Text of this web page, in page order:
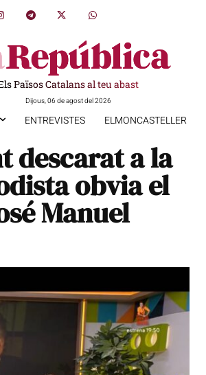
Països Catalans al teu abast
Dijous, 06 de agost del 2026
ENTREVISTES ELMONCASTELLER
descarat a la
obvia el
Manuel